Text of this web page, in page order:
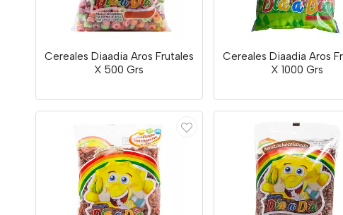
Cereales Diaadia Aros Frutales
X 500 Grs
Cereales Diaadia Aros
X 1000 Grs